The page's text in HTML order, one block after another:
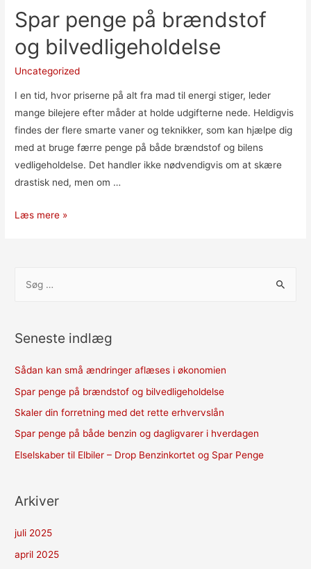
Spar penge på brændstof
og bilvedligeholdelse
Uncategorized
I en tid, hvor priserne på alt fra mad til energi stiger, leder
mange bilejere efter måder at holde udgifterne nede. Heldigvis
findes der flere smarte vaner og teknikker, som kan hjælpe dig
med at bruge færre penge på både brændstof og bilens
vedligeholdelse. Det handler ikke nødvendigvis om at skære
drastisk ned, men om …
Læs mere »
Seneste indlæg
Sådan kan små ændringer aflæses i økonomien
Spar penge på brændstof og bilvedligeholdelse
Skaler din forretning med det rette erhvervslån
Spar penge på både benzin og dagligvarer i hverdagen
Elselskaber til Elbiler – Drop Benzinkortet og Spar Penge
Arkiver
juli 2025
april 2025